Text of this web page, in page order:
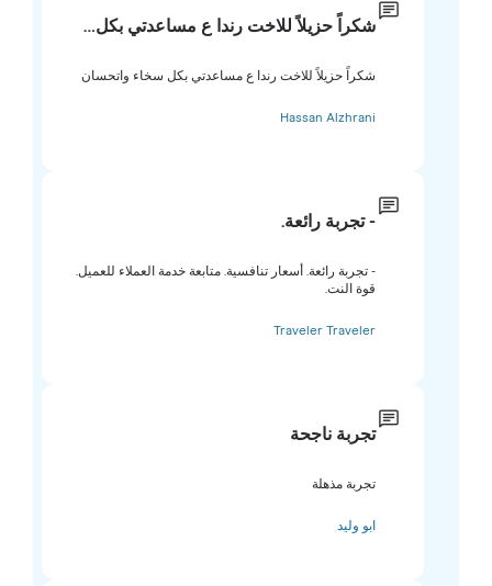
شكراً حزيلاً للاخت رندا ع مساعدتي بكل…
شكراً حزيلاً للاخت رندا ع مساعدتي بكل سخاء واتحسان
Hassan Alzhrani
- تجربة رائعة.
- تجربة رائعة. أسعار تنافسية. متابعة خدمة العملاء للعميل.
قوة النت.
Traveler Traveler
تجربة ناجحة
تجربة مذهلة